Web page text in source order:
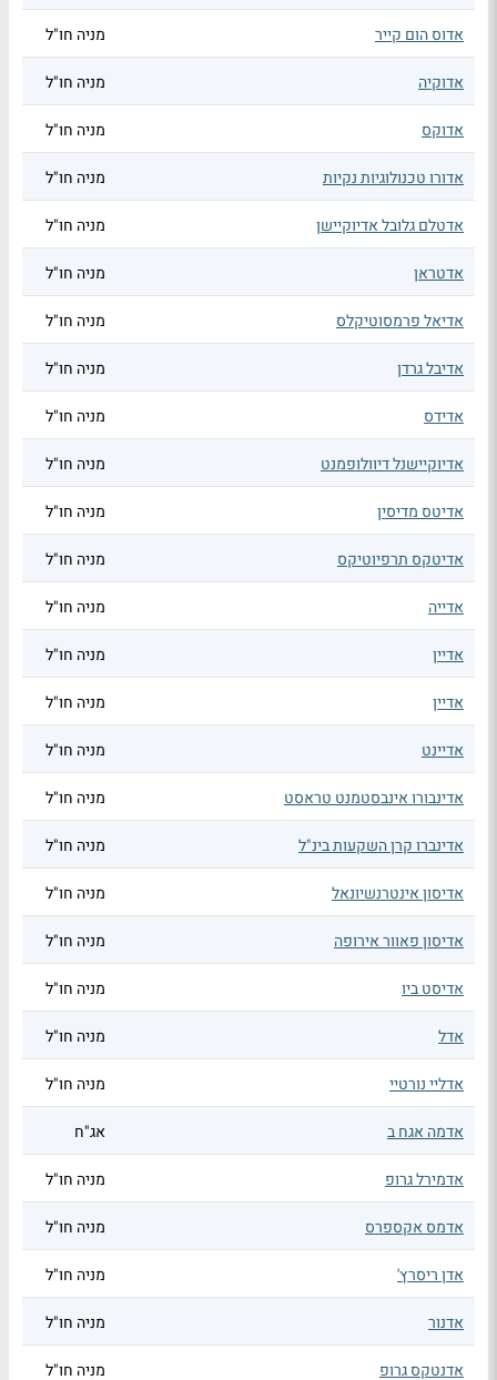
אדוס הום קייר מניה חו"ל
אדוקיה מניה חו"ל
אדוקס מניה חו"ל
אדורו טכנולוגיות נקיות מניה חו"ל
אדטלם גלובל אדיוקיישן מניה חו"ל
אדטראן מניה חו"ל
אדיאל פרמסוטיקלס מניה חו"ל
אדיבל גרדן מניה חו"ל
אדידס מניה חו"ל
אדיוקיישנל דיוולופמנט מניה חו"ל
אדיטס מדיסין מניה חו"ל
אדיטקס תרפיוטיקס מניה חו"ל
אדייה מניה חו"ל
אדיין מניה חו"ל
אדיין מניה חו"ל
אדיינט מניה חו"ל
אדינבורו אינבסטמנט טראסט מניה חו"ל
אדינברו קרן השקעות בינ"ל מניה חו"ל
אדיסון אינטרנשיונאל מניה חו"ל
אדיסון פאוור אירופה מניה חו"ל
אדיסט ביו מניה חו"ל
אדל מניה חו"ל
אדליי נורטיי מניה חו"ל
אדמה אגח ב אג"ח
אדמירל גרופ מניה חו"ל
אדמס אקספרס מניה חו"ל
אדן ריסרץ' מניה חו"ל
אדנור מניה חו"ל
אדנטקס גרופ מניה חו"ל